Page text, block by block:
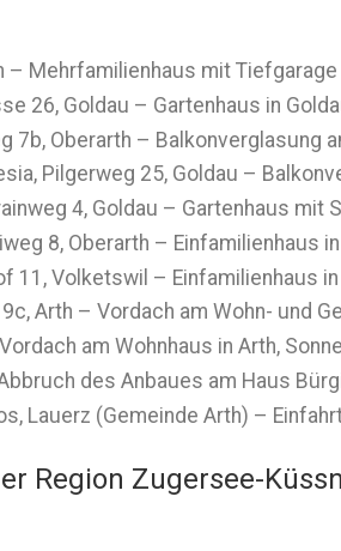
– Mehrfamilienhaus mit
26, Goldau – Gartenhaus in
7b, Oberarth – Balkonverglasung
Pilgerweg 25, Goldau –
4, Goldau – Gartenhaus mit
8, Oberarth – Einfamilienhaus
11, Volketswil – Einfamilienhaus
Arth – Vordach am Wohn- und
am Wohnhaus in Arth,
des Anbaues am Haus
Lauerz (Gemeinde Arth) –
Region Zugersee-